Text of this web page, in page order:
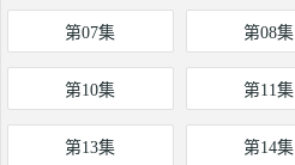
第07集 第08集
第10集 第11集
第13集 第14集